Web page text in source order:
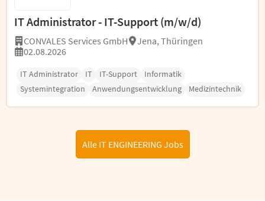
IT Administrator - IT-Support (m/w/d)
CONVALES Services GmbH
Jena, Thüringen
02.08.2026
IT Administrator IT IT-Support
Informatik
Systemintegration
Anwendungsentwicklung Medizintechnik
Alle IT ENGINEERING Jobs